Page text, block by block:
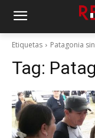
Etiquetas Patagonia
Tag: